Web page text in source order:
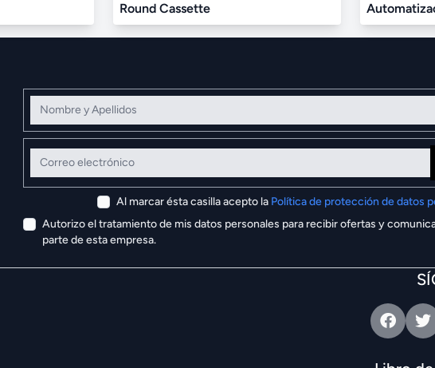
Round Cassette
Nombre y Apellidos
Correo electrónico
Al marcar ésta casilla acepto la Política de protección de datos
Autorizo el tratamiento de mis datos personales para recibir ofertas y
parte de esta empresa.
Facebook